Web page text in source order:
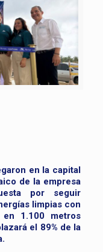
en la capital
de la empresa
por seguir
limpias con
1.100 metros
el 89% de la